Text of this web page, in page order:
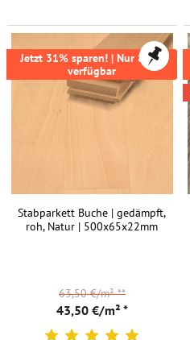
Jetzt 31% sparen! | Nur 87m²
verfügbar
Stabparkett Buche | gedämpft,
roh, Natur | 500x65x22mm
43,50 €/m² *
63,50 €/m²**